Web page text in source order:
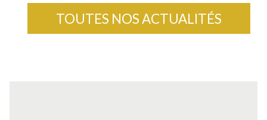
TOUTES NOS ACTUALITÉS